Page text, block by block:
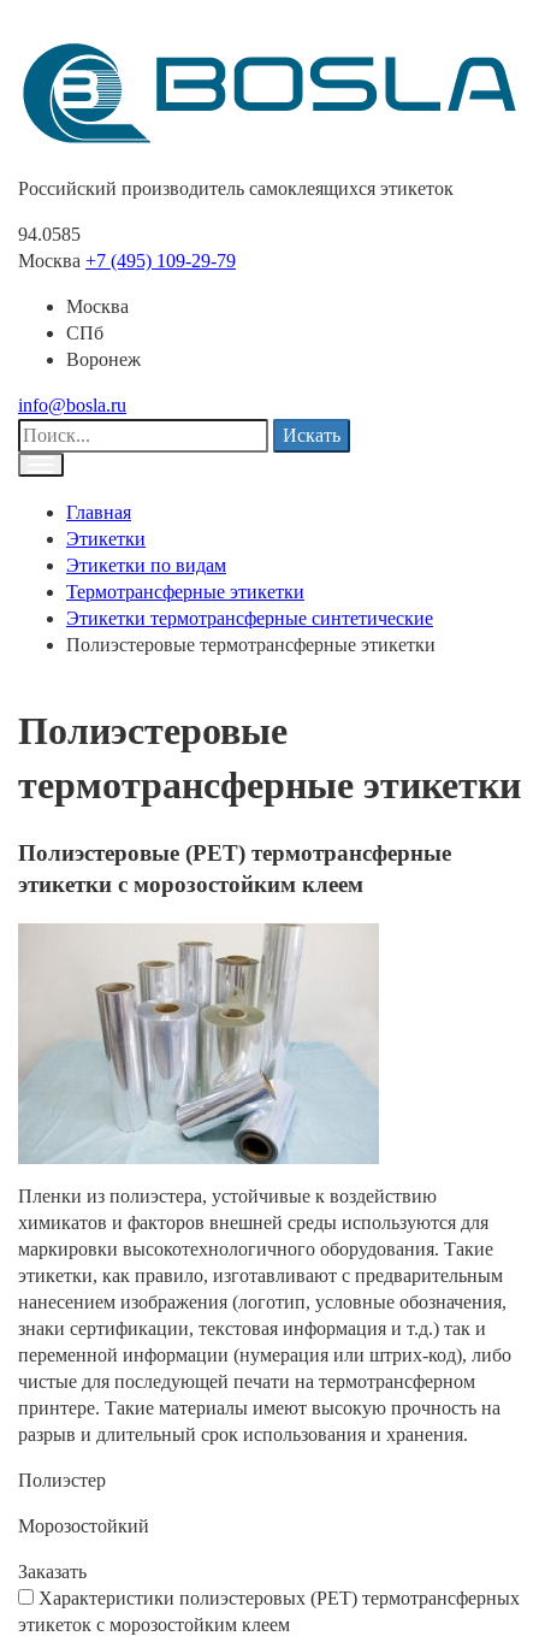
Российский производитель самоклеящихся этикеток
94.0585
Москва +7 (495) 109-29-79
Москва
СПб
Воронеж
info@bosla.ru
Искать
Главная
Этикетки
Этикетки по видам
Термотрансферные этикетки
Этикетки термотрансферные синтетические
Полиэстеровые термотрансферные этикетки
Полиэстеровые
термотрансферные этикетки
Полиэстеровые (РЕТ) термотрансферные
этикетки с морозостойким клеем
Пленки из полиэстера, устойчивые к воздействию
химикатов и факторов внешней среды используются для
маркировки высокотехнологичного оборудования. Такие
этикетки, как правило, изготавливают с предварительным
нанесением изображения (логотип, условные обозначения,
знаки сертификации, текстовая информация и т.д.) так и
переменной информации (нумерация или штрих-код), либо
чистые для последующей печати на термотрансферном
принтере. Такие материалы имеют высокую прочность на
разрыв и длительный срок использования и хранения.
Полиэстер
Морозостойкий
Заказать
Характеристики полиэстеровых (РЕТ) термотрансферных
этикеток с морозостойким клеем